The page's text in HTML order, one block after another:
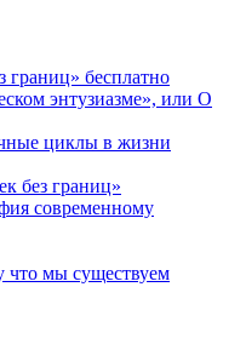
границ» бесплатно
энтузиазме», или О
циклы в жизни
без границ»
современному
что мы существуем